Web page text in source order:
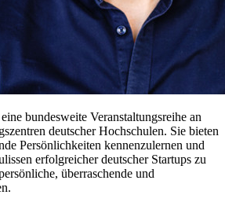
bundesweite Veranstaltungsreihe an
deutscher Hochschulen. Sie bieten
Persönlichkeiten kennenzulernen und
erfolgreicher deutscher Startups zu
überraschende und